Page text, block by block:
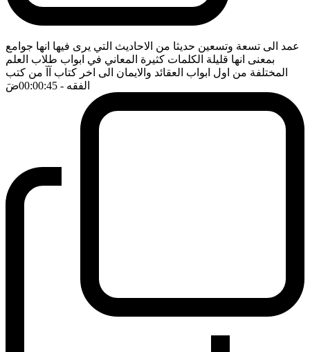
عمد الى تسعة وتسعين حديثا من الاحاديث التي يرى فيها انها جوامع
بمعنى انها قليلة الكلمات كثيرة المعاني في ابواب طلاب العلم
المختلفة من اول ابواب العقائد والايمان الى اخر كتاب آآ من كتب
الفقه - 00:00:45 ضَ